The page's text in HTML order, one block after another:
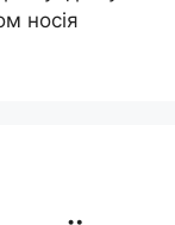
носія